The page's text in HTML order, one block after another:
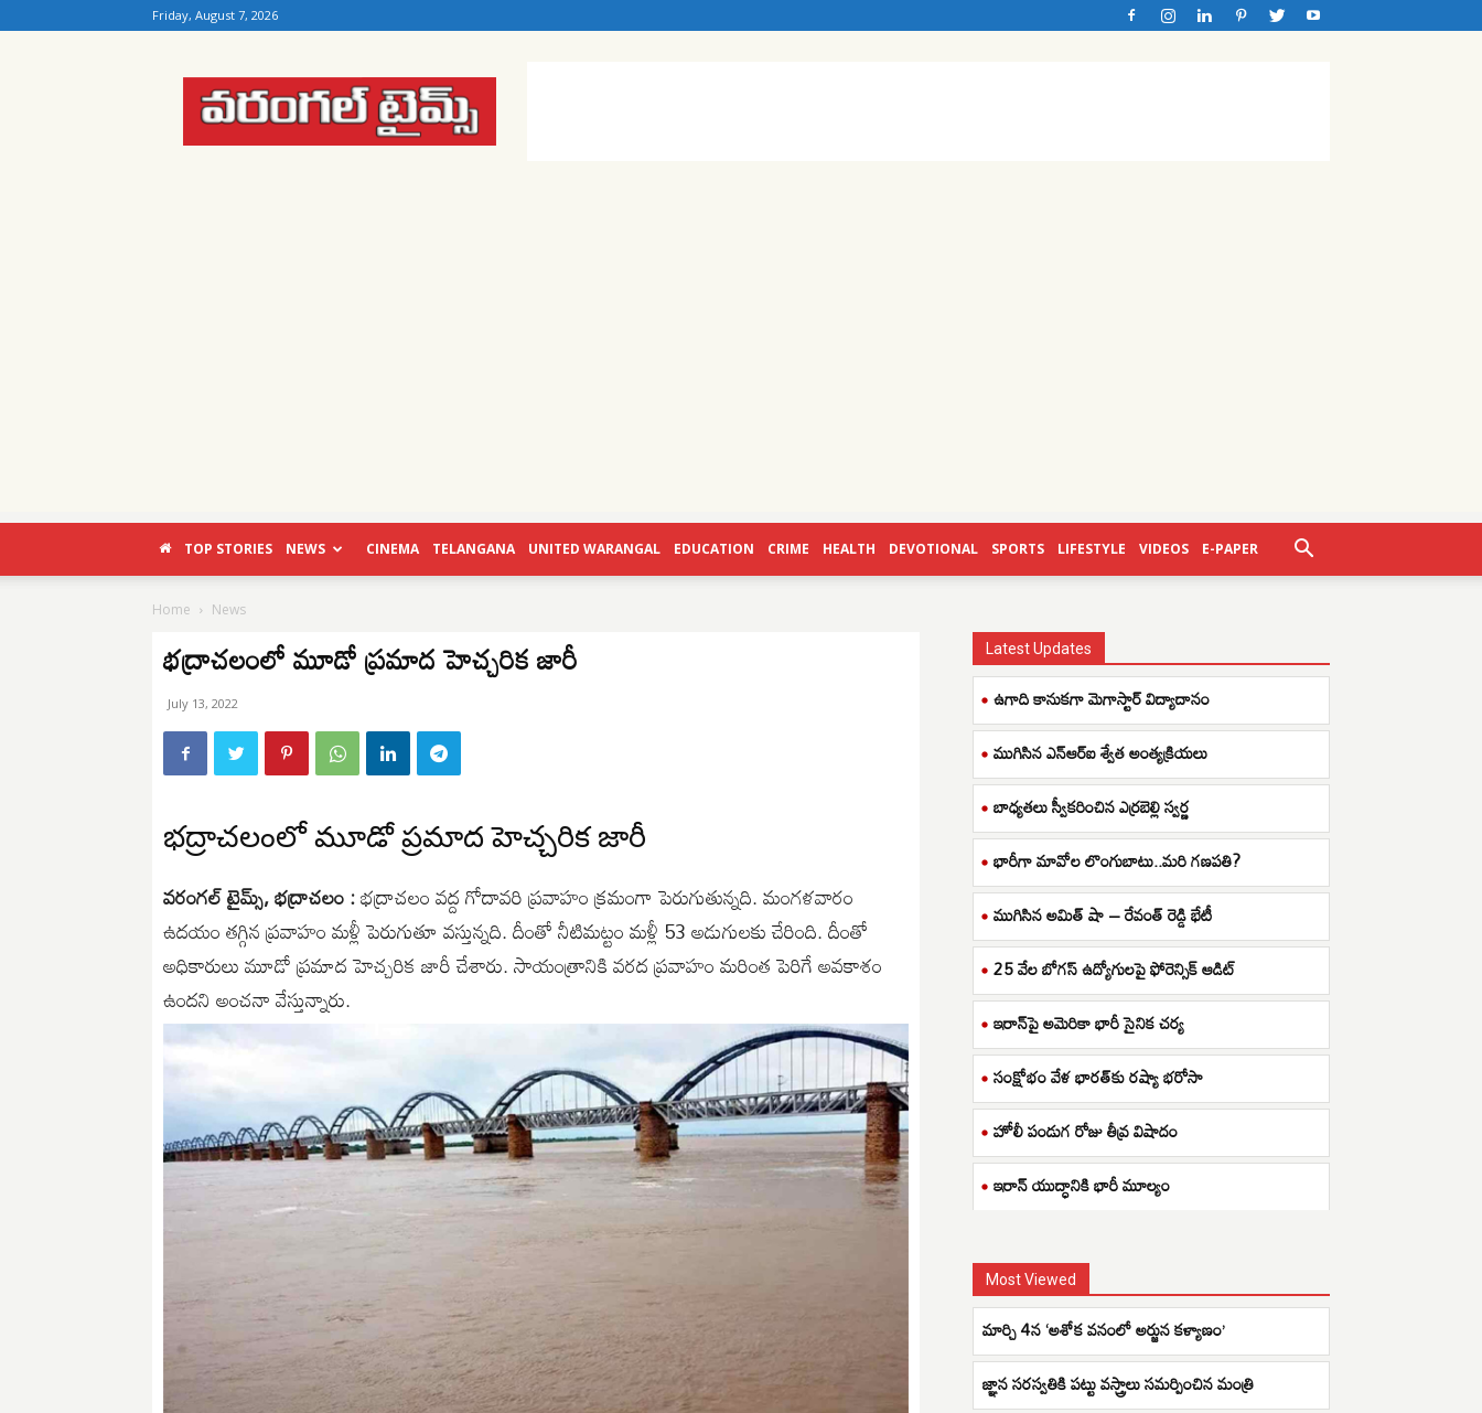
Friday, August 7, 2026
Warangal
Times
TOP STORIES NEWS CINEMA TELANGANA UNITED WARANGAL EDUCATION CRIME HEALTH DEVOTIONAL SPORTS LIFESTYLE VIDEOS E-PAPER
Home News
భద్రాచలంలో మూడో ప్రమాద హెచ్చరిక జారీ
July 13, 2022
భద్రాచలంలో మూడో ప్రమాద హెచ్చరిక జారీ
వరంగల్ టైమ్స్, భద్రాచలం :భద్రాచలం వద్ద గోదావరి ప్రవాహం క్రమంగా పెరుగుతున్నది. మంగళవారం
ఉదయం తగ్గిన ప్రవాహం మళ్లీ పెరుగుతూ వస్తున్నది. దీంతో నీటిమట్టం మళ్లీ 53 అడుగులకు చేరింది. దీంతో
అధికారులు మూడో ప్రమాద హెచ్చరిక జారీ చేశారు. సాయంత్రానికి వరద ప్రవాహం మరింత పెరిగే అవకాశం
ఉందని అంచనా వేస్తున్నారు.
Latest Updates
ఉగాది కానుకగా మెగాస్టార్ విద్యాదానం
ముగిసిన ఎన్ఆర్ఐ శ్వేత అంత్యక్రియలు
బాధ్యతలు స్వీకరించిన ఎర్రబెల్లి స్వర్ణ
భారీగా మావోల లొంగుబాటు..మరి గణపతి?
ముగిసిన అమిత్ షా – రేవంత్ రెడ్డి భేటీ
25 వేల బోగస్ ఉద్యోగులపై ఫోరెన్సిక్ ఆడిట్
ఇరాన్‌పై అమెరికా భారీ సైనిక చర్య
సంక్షోభం వేళ భారత్‌కు రష్యా భరోసా
హోలీ పండుగ రోజు తీవ్ర విషాదం
ఇరాన్ యుద్ధానికి భారీ మూల్యం
Most Viewed
మార్చి 4న ‘అశోక వనంలో అర్జున కళ్యాణం’
జ్ఞాన సరస్వతికి పట్టు వస్త్రాలు సమర్పించిన మంత్రి